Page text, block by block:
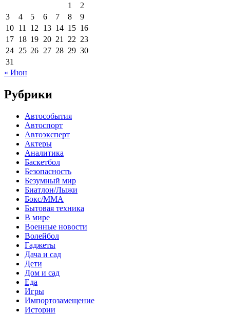
1
2
3
4 5 6 7 8
9
10 11 12 13 14 15 16
17 18 19 20 21 22 23
24 25 26 27 28 29 30
31
« Июн
Рубрики
Автособытия
Автоспорт
Автоэксперт
Актеры
Аналитика
Баскетбол
Безопасность
Безумный мир
Биатлон/Лыжи
Бокс/MMA
Бытовая техника
В мире
Военные новости
Волейбол
Гаджеты
Дача и сад
Дети
Дом и сад
Еда
Игры
Импортозамещение
Истории